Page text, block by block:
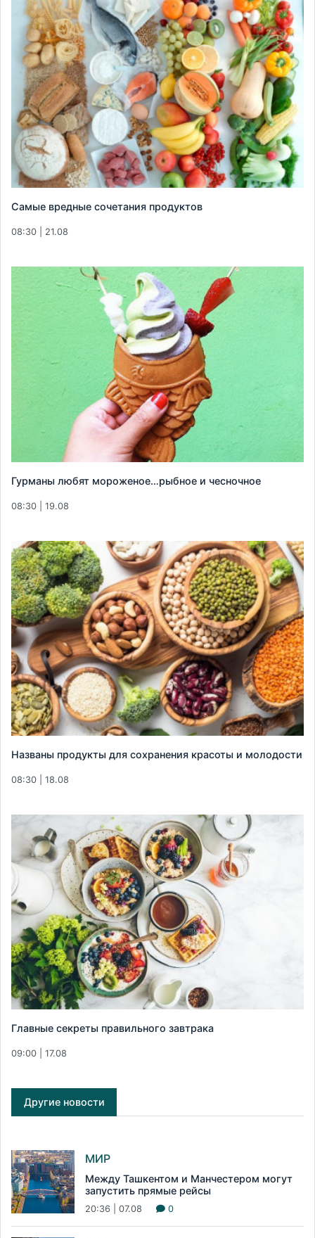
Самые вредные сочетания продуктов
08:30 | 21.08
Гурманы любят мороженое…рыбное и чесночное
08:30 | 19.08
Названы продукты для сохранения красоты и молодости
08:30 | 18.08
Главные секреты правильного завтрака
09:00 | 17.08
Другие новости
МИР
Между Ташкентом и Манчестером могут
запустить прямые рейсы
20:36 | 07.08 0